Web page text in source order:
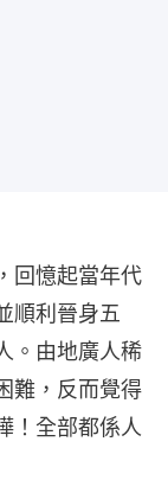
回憶起當年代
順利晉身五
。由地廣人稀
難，反而覺得
！全部都係人